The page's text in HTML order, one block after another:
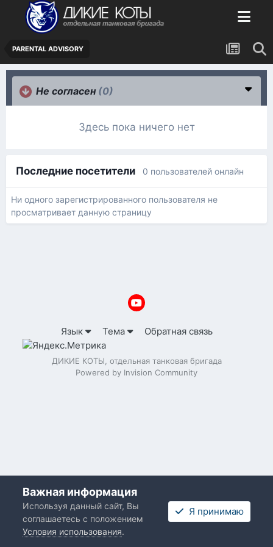
PARENTAL ADVISORY
Не согласен (0)
Здесь пока ничего нет
Последние посетители 0 пользователей онлайн
Ни одного зарегистрированного пользователя не
просматривает данную страницу
Язык Тема Обратная связь
ДИКИЕ КОТЫ, отдельная танковая бригада
Powered by Invision Community
Важная информация
Используя данный сайт, Вы
соглашаетесь с положением
Условия использования.
Я принимаю